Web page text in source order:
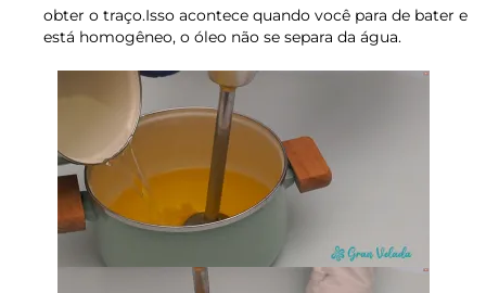
obter o traço.Isso acontece quando você para de bater e
está homogêneo, o óleo não se separa da água.